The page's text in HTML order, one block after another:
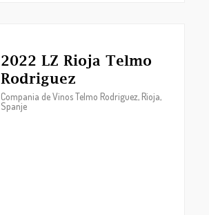
2022 LZ Rioja Telmo
Rodriguez
Compania de Vinos Telmo Rodriguez, Rioja,
Spanje